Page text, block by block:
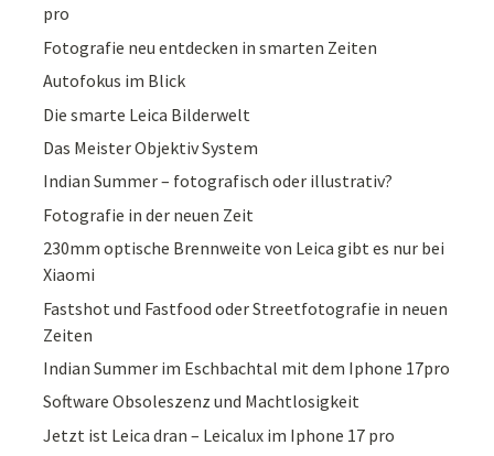
pro
Fotografie neu entdecken in smarten Zeiten
Autofokus im Blick
Die smarte Leica Bilderwelt
Das Meister Objektiv System
Indian Summer – fotografisch oder illustrativ?
Fotografie in der neuen Zeit
230mm optische Brennweite von Leica gibt es nur bei
Xiaomi
Fastshot und Fastfood oder Streetfotografie in neuen
Zeiten
Indian Summer im Eschbachtal mit dem Iphone 17pro
Software Obsoleszenz und Machtlosigkeit
Jetzt ist Leica dran – Leicalux im Iphone 17 pro